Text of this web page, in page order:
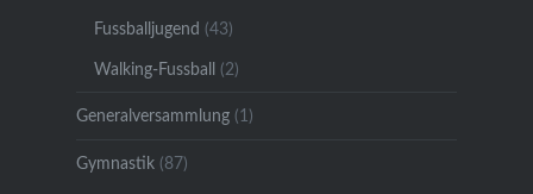
Fussballjugend (43)
Walking-Fussball (2)
Generalversammlung(1)
Gymnastik(87)